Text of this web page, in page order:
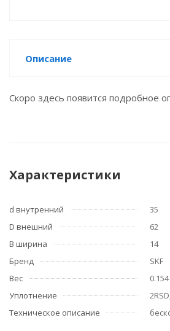
Описание
Скоро здесь появится подробное
Характеристики
d внутренний
35
D внешний
62
B ширина
14
Бренд
SKF
Вес
0.154
Уплотнение
Техническое описание